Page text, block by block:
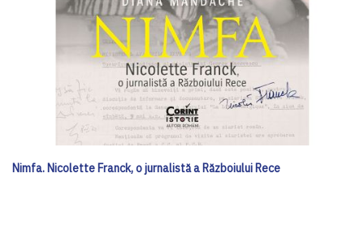
Nimfa. Nicolette Franck, o jurnalistă a Războiului Rece